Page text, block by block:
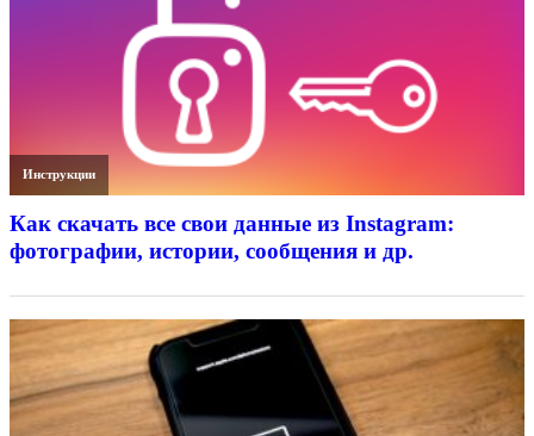
Инструкции
Как скачать все свои данные из Instagram:
фотографии, истории, сообщения и др.